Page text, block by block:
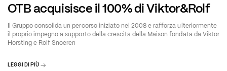
OTB acquisisce il 100% di Viktor&Rolf
Il Gruppo consolida un percorso iniziato nel 2008 e rafforza ulteriormente
il proprio impegno a supporto della crescita della Maison fondata da Viktor
Horsting e Rolf Snoeren
LEGGI DI PIÙ